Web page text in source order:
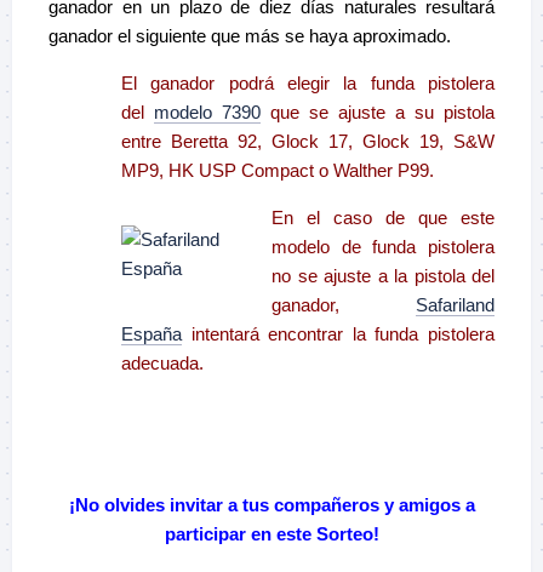
ganador en un plazo de diez días naturales resultará
ganador el siguiente que más se haya aproximado.
El ganador podrá elegir la funda pistolera
del modelo 7390 que se ajuste a su pistola
entre Beretta 92, Glock 17, Glock 19, S&W
MP9, HK USP Compact o Walther P99.
En el caso de que este
modelo de funda pistolera
no se ajuste a la pistola del
ganador,
Safariland
España intentará encontrar la funda pistolera
adecuada.
¡No olvides invitar a tus compañeros y amigos a
participar en este Sorteo!